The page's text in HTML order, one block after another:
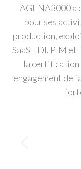
AGENA3000 a
pour ses
production,
SaaS EDI, PIM
la certification
engagement de